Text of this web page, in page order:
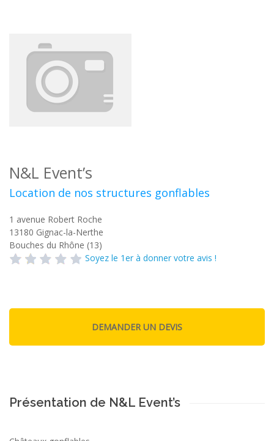
N&L Event’s
Location de nos structures gonflables
1 avenue Robert Roche
13180 Gignac-la-Nerthe
Bouches du Rhône (13)
Soyez le 1er à donner votre avis !
Présentation de N&L Event’s